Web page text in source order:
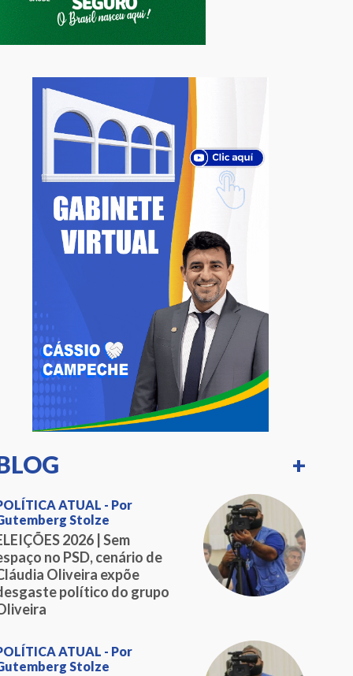
+
ATUAL - Por
Stolze
2026 | Sem
no PSD, cenário de
Oliveira expõe
político do grupo
ATUAL - Por
Stolze